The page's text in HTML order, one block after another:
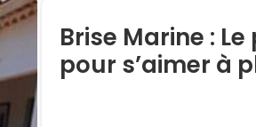
Brise Marine :
pour s’aimer à